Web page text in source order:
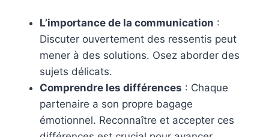
L’importance de la communication :
Discuter ouvertement des ressentis peut
mener à des solutions. Osez aborder des
sujets délicats.
Comprendre les différences : Chaque
partenaire a son propre bagage
émotionnel. Reconnaître et accepter ces